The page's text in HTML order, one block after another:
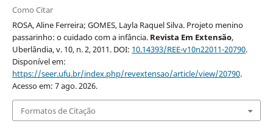
Como Citar
ROSA, Aline Ferreira; GOMES, Layla Raquel Silva. Projeto menino
passarinho: o cuidado com a infância. Revista Em Extensão,
Uberlândia, v. 10, n. 2, 2011. DOI: 10.14393/REE-v10n22011-20790.
Disponível em:
https://seer.ufu.br/index.php/revextensao/article/view/20790.
Acesso em: 7 ago. 2026.
Formatos de Citação